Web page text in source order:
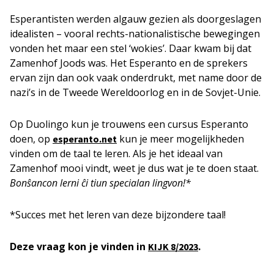
Esperantisten werden algauw gezien als doorgeslagen
idealisten – vooral rechts-nationalistische bewegingen
vonden het maar een stel ‘wokies’. Daar kwam bij dat
Zamenhof Joods was. Het Esperanto en de sprekers
ervan zijn dan ook vaak onderdrukt, met name door de
nazi’s in de Tweede Wereldoorlog en in de Sovjet-Unie.
Op Duolingo kun je trouwens een cursus Esperanto
doen, op esperanto.net kun je meer mogelijkheden
vinden om de taal te leren. Als je het ideaal van
Zamenhof mooi vindt, weet je dus wat je te doen staat.
Bonŝancon lerni ĉi tiun specialan lingvon!*
*Succes met het leren van deze bijzondere taal!
Deze vraag kon je vinden in KIJK 8/2023.